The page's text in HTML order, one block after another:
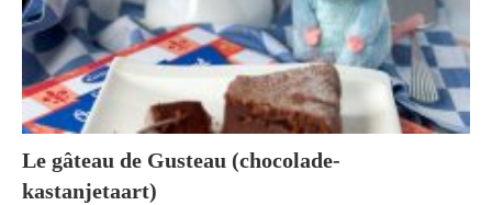
Le gâteau de Gusteau (chocolade-
kastanjetaart)